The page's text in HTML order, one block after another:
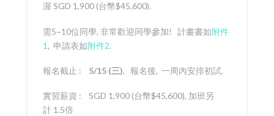
渥 SGD 1,900 (台幣$45,600).
需5~10位同學, 非常歡迎同學參加! 計畫書如附件
1, 申請表如附件2.
報名截止 : 5/15 (三), 報名後, 一周內安排初試.
實習薪資 : SGD 1,900 (台幣$45,600), 加班另
計 1.5倍